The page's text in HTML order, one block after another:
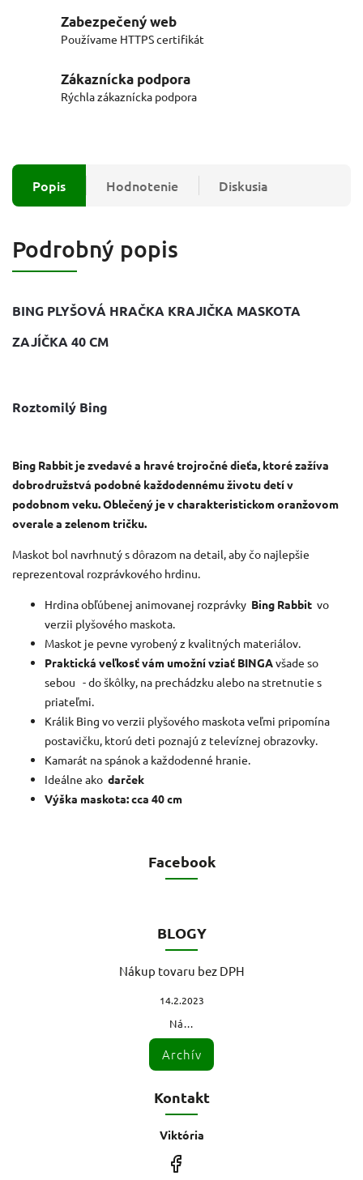
Zabezpečený web
Používame HTTPS certifikát
Zákaznícka podpora
Rýchla zákaznícka podpora
Popis Hodnotenie Diskusia
Podrobný popis
BING PLYŠOVÁ HRAČKA KRAJIČKA MASKOTA
ZAJÍČKA 40 CM
Roztomilý Bing
Bing Rabbit je zvedavé a hravé trojročné dieťa, ktoré zažíva
dobrodružstvá podobné každodennému životu detí v
podobnom veku.Oblečený je v charakteristickom oranžovom
overale a zelenom tričku.
Maskot bol navrhnutý s dôrazom na detail, aby čo najlepšie
reprezentoval rozprávkového hrdinu.
Hrdina obľúbenej animovanej rozprávky Bing Rabbit vo
verzii plyšového maskota.
Maskot je pevne vyrobený z kvalitných materiálov.
Praktická veľkosť vám umožní vziať BINGAvšade so
sebou - do škôlky, na prechádzku alebo na stretnutie s
priateľmi.
Králik Bing vo verzii plyšového maskota veľmi pripomína
postavičku, ktorú deti poznajú z televíznej obrazovky.
Kamarát na spánok a každodenné hranie.
Ideálne ako darček
Výška maskota: cca 40 cm
Facebook
BLOGY
Nákup tovaru bez DPH
14.2.2023
Ná...
Archív
Kontakt
Viktória